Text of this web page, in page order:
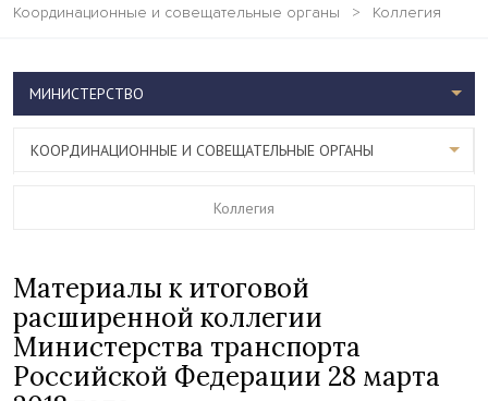
Координационные и совещательные органы
> Коллегия
Материалы к итоговой
расширенной коллегии
Министерства транспорта
Российской Федерации 28 марта
МИНИСТЕРСТВО
КООРДИНАЦИОННЫЕ И СОВЕЩАТЕЛЬНЫЕ ОРГАНЫ
Коллегия